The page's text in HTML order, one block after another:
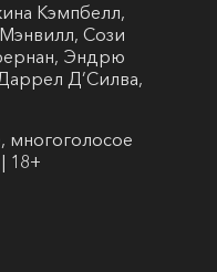
Кэмпбелл,
Сози
Эндрю
Д’Силва,
многоголосое
18+